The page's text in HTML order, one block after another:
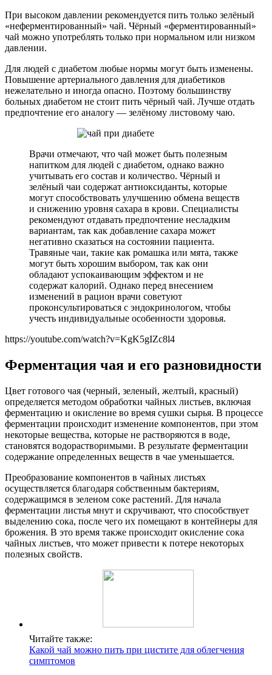
При высоком давлении рекомендуется пить только зелёный
«неферментированный» чай. Чёрный «ферментированный»
чай можно употреблять только при нормальном или низком
давлении.
Для людей с диабетом любые нормы могут быть изменены.
Повышение артериального давления для диабетиков
нежелательно и иногда опасно. Поэтому большинству
больных диабетом не стоит пить чёрный чай. Лучше отдать
предпочтение его аналогу — зелёному листовому чаю.
Врачи отмечают, что чай может быть полезным
напитком для людей с диабетом, однако важно
учитывать его состав и количество. Чёрный и
зелёный чаи содержат антиоксиданты, которые
могут способствовать улучшению обмена веществ
и снижению уровня сахара в крови. Специалисты
рекомендуют отдавать предпочтение несладким
вариантам, так как добавление сахара может
негативно сказаться на состоянии пациента.
Травяные чаи, такие как ромашка или мята, также
могут быть хорошим выбором, так как они
обладают успокаивающим эффектом и не
содержат калорий. Однако перед внесением
изменений в рацион врачи советуют
проконсультироваться с эндокринологом, чтобы
учесть индивидуальные особенности здоровья.
https://youtube.com/watch?v=KgK5gIZc8l4
Ферментация чая и его разновидности
Цвет готового чая (черный, зеленый, желтый, красный)
определяется методом обработки чайных листьев, включая
ферментацию и окисление во время сушки сырья. В процессе
ферментации происходит изменение компонентов, при этом
некоторые вещества, которые не растворяются в воде,
становятся водорастворимыми. В результате ферментации
содержание определенных веществ в чае уменьшается.
Преобразование компонентов в чайных листьях
осуществляется благодаря собственным бактериям,
содержащимся в зеленом соке растений. Для начала
ферментации листья мнут и скручивают, что способствует
выделению сока, после чего их помещают в контейнеры для
брожения. В это время также происходит окисление сока
чайных листьев, что может привести к потере некоторых
полезных свойств.
Читайте также:
Какой чай можно пить при цистите для облегчения
симптомов